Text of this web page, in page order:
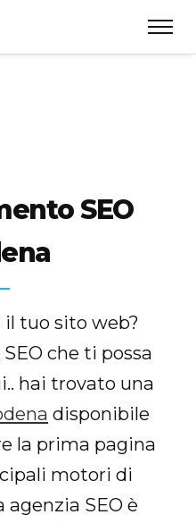
SEO
tuo sito web?
che ti possa
hai trovato una
disponibile
la prima pagina
motori di
agenzia SEO è